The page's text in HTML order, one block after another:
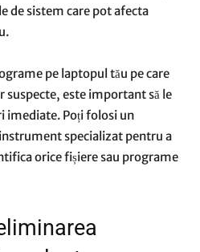
de sistem care pot afecta
pe laptopul tău pe care
suspecte, este important să le
imediate. Poți folosi un
specializat pentru a
orice fișiere sau programe